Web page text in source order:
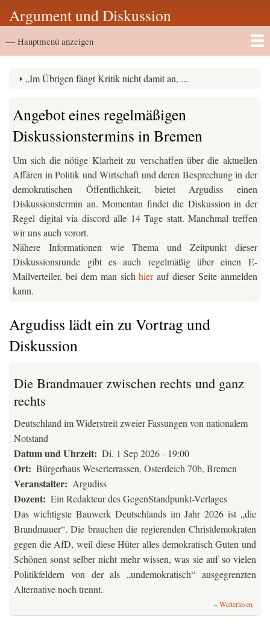
Direkt
zum
Argument und Diskussion
— Hauptmenü anzeigen
Startseite
Vortragsarchiv
„Im Übrigen fängt Kritik nicht damit an, ...
Angebot eines regelmäßigen
Diskussionstermins in Bremen
Um sich die nötige Klarheit zu verschaffen über die aktuellen
Affären in Politik und Wirtschaft und deren Besprechung in der
demokratischen Öffentlichkeit, bietet Argudiss einen
Diskussionstermin an. Momentan findet die Diskussion in der
Regel digital via discord alle 14 Tage statt. Manchmal treffen
wir uns auch vorort.
Nähere Informationen wie Thema und Zeitpunkt dieser
Diskussionsrunde gibt es auch regelmäßig über einen E-
Mailverteiler, bei dem man sichhierauf dieser Seite anmelden
kann.
Argudiss lädt ein zu Vortrag und
Diskussion
Die Brandmauer zwischen rechts und ganz
rechts
Deutschland im Widerstreit zweier Fassungen von nationalem
Notstand
Datum und Uhrzeit Di. 1 Sep 2026 - 19:00
Ort Bürgerhaus Weserterrassen, Osterdeich 70b, Bremen
Veranstalter Argudiss
Dozent
Ein Redakteur des GegenStandpunkt-Verlages
Das wichtigste Bauwerk Deutschlands im Jahr 2026 ist „die
Brandmauer“. Die brauchen die regierenden Christdemokraten
gegen die AfD, weil diese Hüter alles demokratisch Guten und
Schönen sonst selber nicht mehr wissen, was sie auf so vielen
Politikfeldern von der als „undemokratisch“ ausgegrenzten
Alternative noch trennt.
Weiterlesen
Die